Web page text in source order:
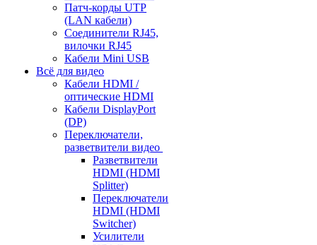
Патч-корды UTP
(LAN кабели)
Соединители RJ45,
вилочки RJ45
Кабели Mini USB
Всё для видео
Кабели HDMI /
оптические HDMI
Кабели DisplayPort
(DP)
Переключатели,
разветвители видео
Разветвители
HDMI (HDMI
Splitter)
Переключатели
HDMI (HDMI
Switcher)
Усилители